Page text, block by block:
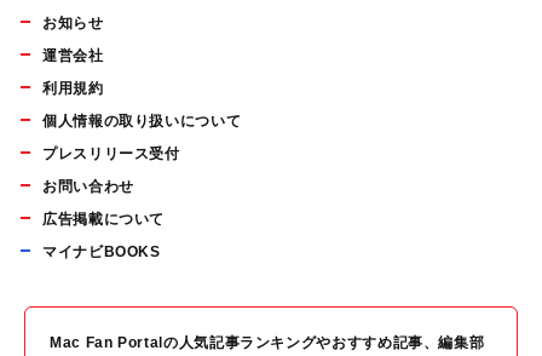
お知らせ
運営会社
利用規約
個人情報の取り扱いについて
プレスリリース受付
お問い合わせ
広告掲載について
マイナビBOOKS
Mac Fan Portalの人気記事ランキングやおすすめ記事、編集部